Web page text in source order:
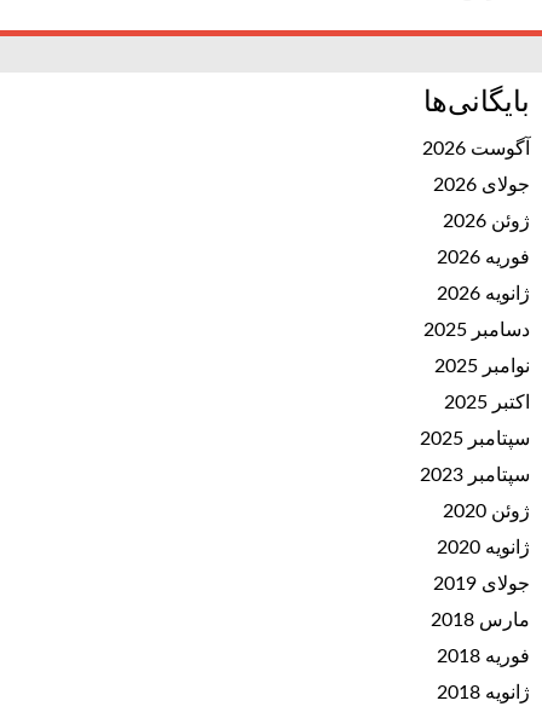
بایگانی‌ها
آگوست 2026
جولای 2026
ژوئن 2026
فوریه 2026
ژانویه 2026
دسامبر 2025
نوامبر 2025
اکتبر 2025
سپتامبر 2025
سپتامبر 2023
ژوئن 2020
ژانویه 2020
جولای 2019
مارس 2018
فوریه 2018
ژانویه 2018